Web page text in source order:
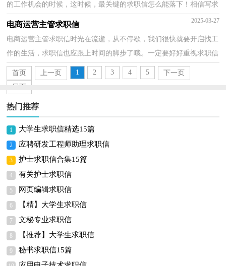
的工作机会的时候，这时候，最关键的求职信怎么能落下！相信写求
职信是一个让许多人都头痛的问题，以下是小编整理的大学...
电商运营主管求职信 2025-03-27
电商运营主管求职信时光在流逝，从不停歇，我们很快就要开启找工
作的生活，求职信也应跟上时间的脚步了哦。一定要好好重视求职信
喔！下面是小编精心整理的电商运营主管求职信，仅供参...
首页 上一页 1 2 3 4 5
下一页
尾页
热门推荐
1 大学生求职信精选15篇
2 应聘研发工程师助理求职信
3 护士求职信合集15篇
4 有关护士求职信
5 网页编辑求职信
6 【精】大学生求职信
7 文秘专业求职信
8 【推荐】大学生求职信
9 秘书求职信15篇